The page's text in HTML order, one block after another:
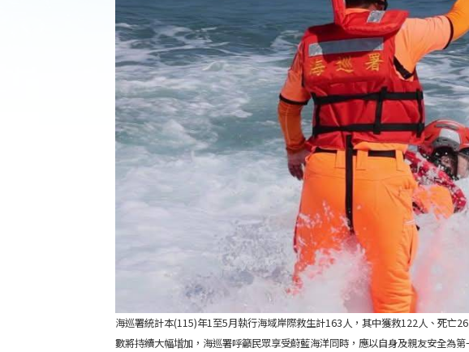
海巡署統計本(115)年1至5月執行海域岸際救生計163人，其中獲救122人、死亡
數將持續大幅增加，海巡署呼籲民眾享受蔚藍海洋同時，應以自身及親友安全為第